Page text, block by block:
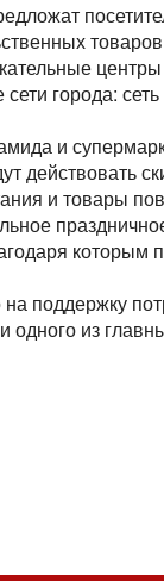
сети города:
и
действовать
и товары
которым
поддержку
одного из